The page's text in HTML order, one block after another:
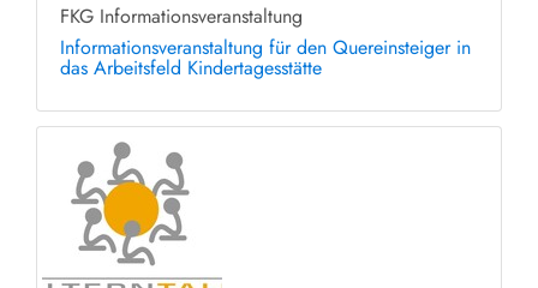
FKG Informationsveranstaltung
Informationsveranstaltung für den Quereinsteiger in
das Arbeitsfeld Kindertagesstätte